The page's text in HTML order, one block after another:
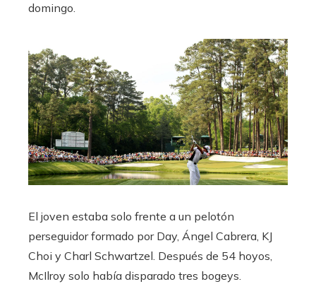
domingo.
El joven estaba solo frente a un pelotón
perseguidor formado por Day, Ángel Cabrera, KJ
Choi y Charl Schwartzel. Después de 54 hoyos,
McIlroy solo había disparado tres bogeys.